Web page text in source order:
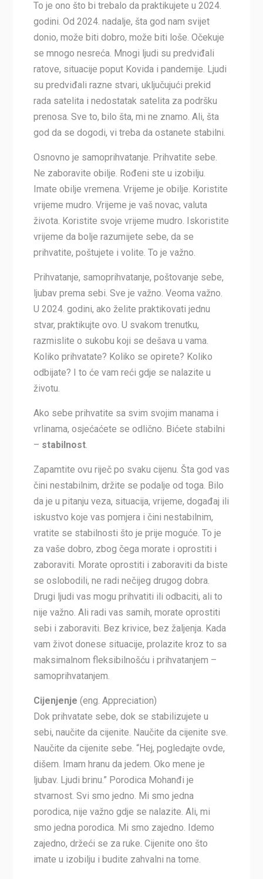
To je ono što bi trebalo da praktikujete u 2024.
godini. Od 2024. nadalje, šta god nam svijet
donio, može biti dobro, može biti loše. Očekuje
se mnogo nesreća. Mnogi ljudi su predviđali
ratove, situacije poput Kovida i pandemije. Ljudi
su predviđali razne stvari, uključujući prekid
rada satelita i nedostatak satelita za podršku
prenosa. Sve to, bilo šta, mi ne znamo. Ali, šta
god da se dogodi, vi treba da ostanete stabilni.
Osnovno je samoprihvatanje. Prihvatite sebe.
Ne zaboravite obilje. Rođeni ste u izobilju.
Imate obilje vremena. Vrijeme je obilje. Koristite
vrijeme mudro. Vrijeme je vaš novac, valuta
života. Koristite svoje vrijeme mudro. Iskoristite
vrijeme da bolje razumijete sebe, da se
prihvatite, poštujete i volite. To je važno.
Prihvatanje, samoprihvatanje, poštovanje sebe,
ljubav prema sebi. Sve je važno. Veoma važno.
U 2024. godini, ako želite praktikovati jednu
stvar, praktikujte ovo. U svakom trenutku,
razmislite o sukobu koji se dešava u vama.
Koliko prihvatate? Koliko se opirete? Koliko
odbijate? I to će vam reći gdje se nalazite u
životu.
Ako sebe prihvatite sa svim svojim manama i
vrlinama, osjećaćete se odlično. Bićete stabilni
– stabilnost.
Zapamtite ovu riječ po svaku cijenu. Šta god vas
čini nestabilnim, držite se podalje od toga. Bilo
da je u pitanju veza, situacija, vrijeme, događaj ili
iskustvo koje vas pomjera i čini nestabilnim,
vratite se stabilnosti što je prije moguće. To je
za vaše dobro, zbog čega morate i oprostiti i
zaboraviti. Morate oprostiti i zaboraviti da biste
se oslobodili, ne radi nečijeg drugog dobra.
Drugi ljudi vas mogu prihvatiti ili odbaciti, ali to
nije važno. Ali radi vas samih, morate oprostiti
sebi i zaboraviti. Bez krivice, bez žaljenja. Kada
vam život donese situacije, prolazite kroz to sa
maksimalnom fleksibilnošću i prihvatanjem –
samoprihvatanjem.
Cijenjenje (eng. Appreciation)
Dok prihvatate sebe, dok se stabilizujete u
sebi, naučite da cijenite. Naučite da cijenite sve.
Naučite da cijenite sebe. “Hej, pogledajte ovde,
dišem. Imam hranu da jedem. Oko mene je
ljubav. Ljudi brinu.” Porodica Mohanđi je
stvarnost. Svi smo jedno. Mi smo jedna
porodica, nije važno gdje se nalazite. Ali, mi
smo jedna porodica. Mi smo zajedno. Idemo
zajedno, držeći se za ruke. Cijenite ono što
imate u izobilju i budite zahvalni na tome.